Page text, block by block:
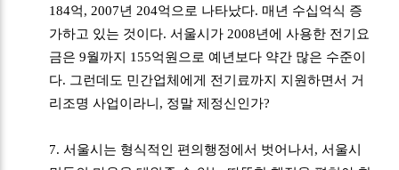
184억, 2007년 204억으로 나타났다. 매년 수십억식 증
가하고 있는 것이다. 서울시가 2008년에 사용한 전기요
금은 9월까지 155억원으로 예년보다 약간 많은 수준이
다. 그런데도 민간업체에게 전기료까지 지원하면서 거
리조명 사업이라니, 정말 제정신인가?
7. 서울시는 형식적인 편의행정에서 벗어나서, 서울시